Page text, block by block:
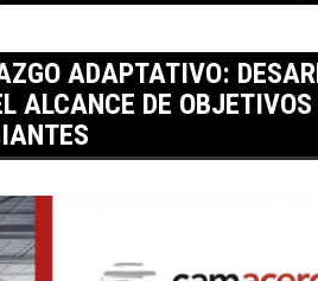
ADAPTATIVO:
ALCANCE DE